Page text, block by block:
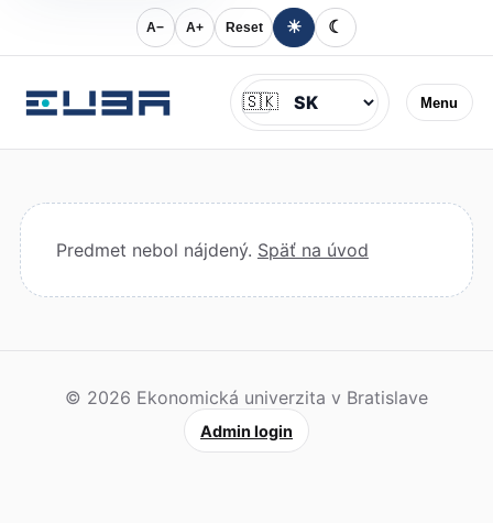
A− A+ Reset ☀ ☾
Menu
Jazyk
🇸🇰
Predmet nebol nájdený. Späť na úvod
© 2026 Ekonomická univerzita v Bratislave
Admin login